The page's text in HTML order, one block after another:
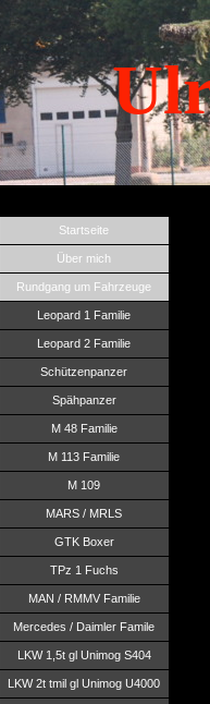
Startseite
Über mich
Rundgang um Fahrzeuge
Leopard 1 Familie
Leopard 2 Familie
Schützenpanzer
Spähpanzer
M 48 Familie
M 113 Familie
M 109
MARS / MRLS
GTK Boxer
TPz 1 Fuchs
MAN / RMMV Familie
Mercedes / Daimler Famile
LKW 1,5t gl Unimog S404
LKW 2t tmil gl Unimog U4000